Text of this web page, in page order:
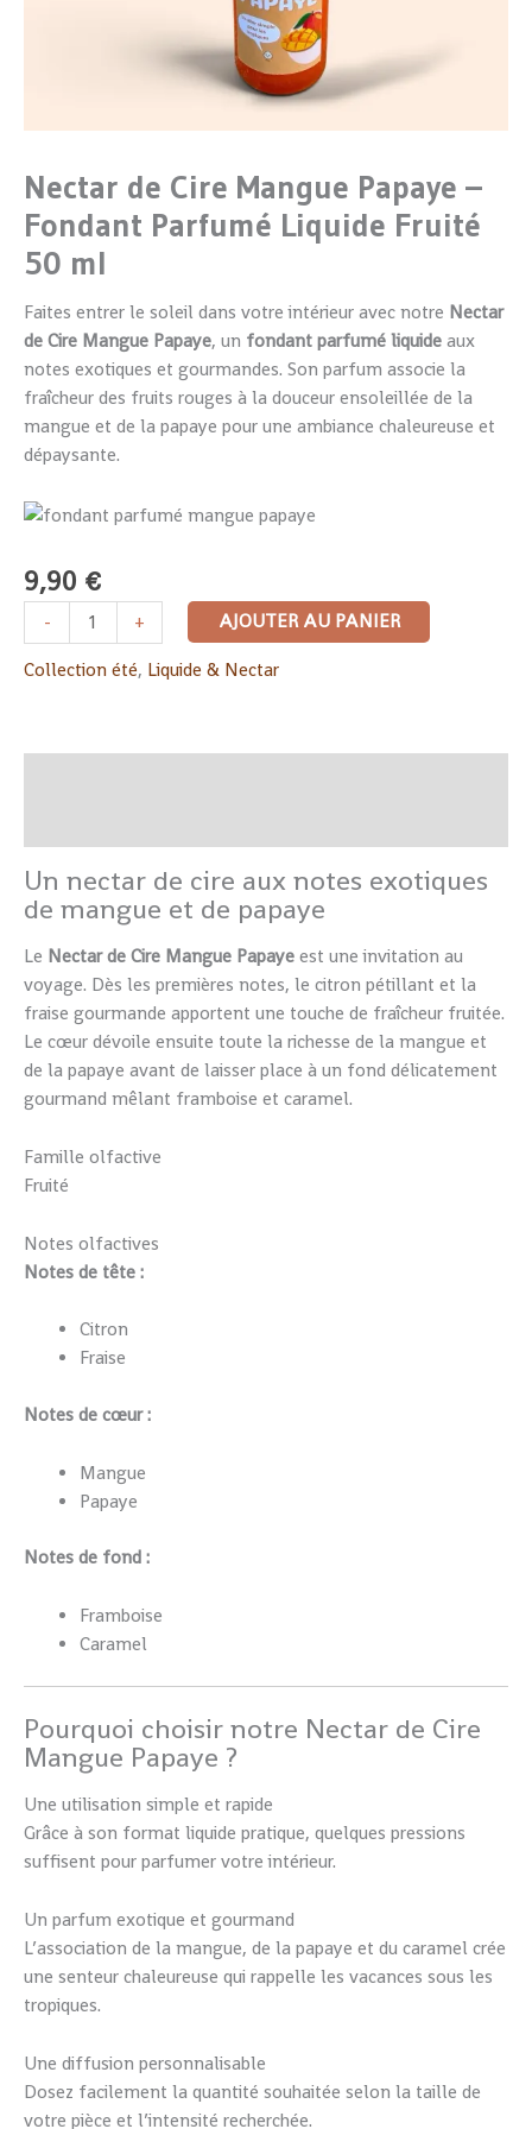
Nectar de Cire Mangue Papaye –
Fondant Parfumé Liquide Fruité
50 ml
Faites entrer le soleil dans votre intérieur avec notre Nectar
de Cire Mangue Papaye, un fondant parfumé liquide aux
notes exotiques et gourmandes. Son parfum associe la
fraîcheur des fruits rouges à la douceur ensoleillée de la
mangue et de la papaye pour une ambiance chaleureuse et
dépaysante.
9,90 €
- + AJOUTER AU PANIER
Collection été, Liquide & Nectar
Un nectar de cire aux notes exotiques
de mangue et de papaye
Le Nectar de Cire Mangue Papaye est une invitation au
voyage. Dès les premières notes, le citron pétillant et la
fraise gourmande apportent une touche de fraîcheur fruitée.
Le cœur dévoile ensuite toute la richesse de la mangue et
de la papaye avant de laisser place à un fond délicatement
gourmand mêlant framboise et caramel.
Famille olfactive
Fruité
Notes olfactives
Notes de tête :
Citron
Fraise
Notes de cœur :
Mangue
Papaye
Notes de fond :
Framboise
Caramel
Pourquoi choisir notre Nectar de Cire
Mangue Papaye ?
Une utilisation simple et rapide
Grâce à son format liquide pratique, quelques pressions
suffisent pour parfumer votre intérieur.
Un parfum exotique et gourmand
L’association de la mangue, de la papaye et du caramel crée
une senteur chaleureuse qui rappelle les vacances sous les
tropiques.
Une diffusion personnalisable
Dosez facilement la quantité souhaitée selon la taille de
votre pièce et l’intensité recherchée.